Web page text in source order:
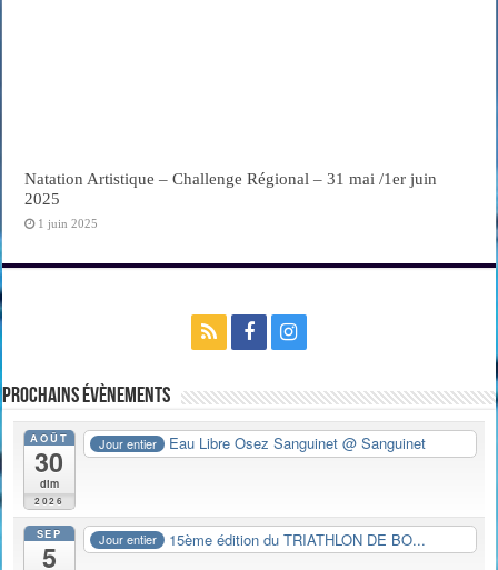
Natation Artistique – Challenge Régional – 31 mai /1er juin
2025
1 juin 2025
Prochains évènements
AOÛT
30
dim
2026
Jour entier Eau Libre Osez Sanguinet@ Sanguinet
SEP
5
Jour entier 15ème édition du TRIATHLON DE BO...